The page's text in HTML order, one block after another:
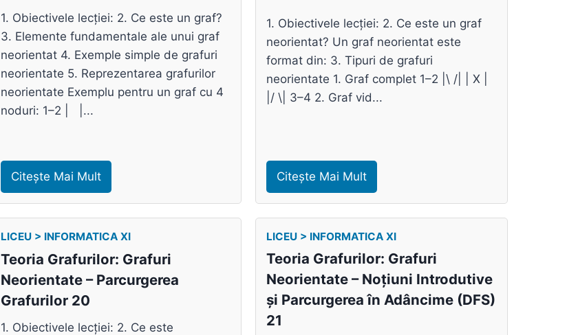
1. Obiectivele lecției: 2. Ce este un graf?
3. Elemente fundamentale ale unui graf
neorientat 4. Exemple simple de grafuri
neorientate 5. Reprezentarea grafurilor
neorientate Exemplu pentru un graf cu 4
noduri: 1–2 | |...
Citește Mai Mult
1. Obiectivele lecției: 2. Ce este un graf
neorientat? Un graf neorientat este
format din: 3. Tipuri de grafuri
neorientate 1. Graf complet 1–2 |\ /| | X |
|/ \| 3–4 2. Graf vid...
Citește Mai Mult
LICEU > INFORMATICA XI
Teoria Grafurilor: Grafuri
Neorientate – Parcurgerea
Grafurilor 20
1. Obiectivele lecției: 2. Ce este
LICEU > INFORMATICA XI
Teoria Grafurilor: Grafuri
Neorientate – Noțiuni Introdutive
și Parcurgerea în Adâncime (DFS)
21